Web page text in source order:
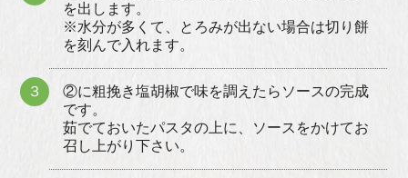
を出します。
※水分が多くて、とろみが出ない場合は切り餅
を刻んで入れます。
３
②に粗挽き塩胡椒で味を調えたらソースの完成
です。
茹でておいたパスタの上に、ソースをかけてお
召し上がり下さい。